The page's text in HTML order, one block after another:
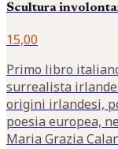
Scultura
15,00
Primo libro
surrealista
origini irlandesi,
poesia europea,
Maria Grazia